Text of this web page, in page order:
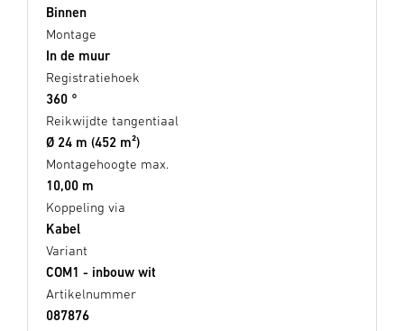
Binnen
Montage
In de muur
Registratiehoek
360 °
Reikwijdte tangentiaal
Ø 24 m (452 m²)
Montagehoogte max.
10,00 m
Koppeling via
Kabel
Variant
COM1 - inbouw wit
Artikelnummer
087876